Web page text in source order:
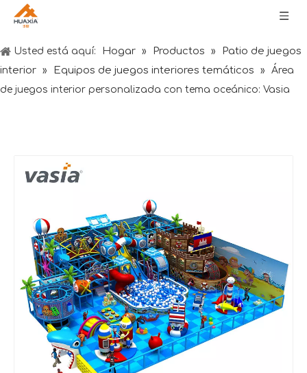
Usted está aquí: Hogar » Productos »
Patio de juegos
interior » Equipos de juegos interiores temáticos »
Área
de juegos interior personalizada con tema oceánico: Vasia